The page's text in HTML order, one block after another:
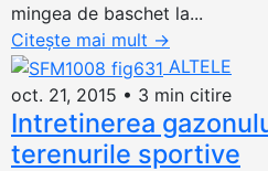
mingea de baschet la...
Citește mai mult →
ALTELE
oct. 21, 2015 • 3 min citire
Intretinerea
terenurile sportive